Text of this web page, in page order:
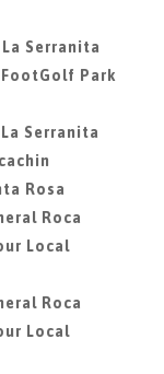
La Serranita
FootGolf Park
La Serranita
Rosa
Roca
Local
Roca
Local